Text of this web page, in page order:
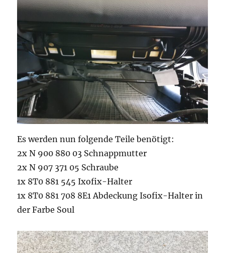
Es werden nun folgende Teile benötigt:
2x N 900 880 03 Schnappmutter
2x N 907 371 05 Schraube
1x 8T0 881 545 Ixofix-Halter
1x 8T0 881 708 8E1 Abdeckung Isofix-Halter in
der Farbe Soul